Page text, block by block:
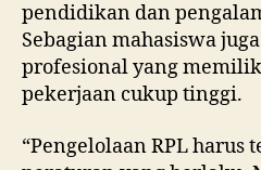
pendidikan dan
Sebagian mahasiswa
profesional yang
pekerjaan cukup tinggi.
“Pengelolaan RPL harus